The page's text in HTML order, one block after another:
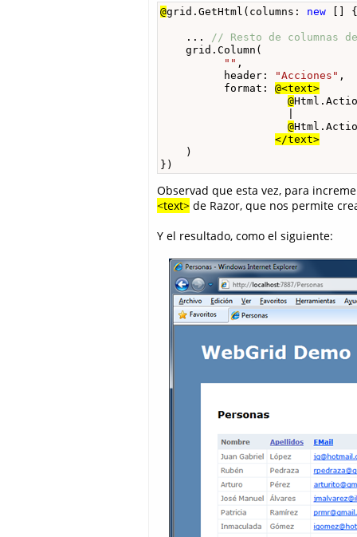
@grid.GetHtml(columns: new [] {
...
// Resto de columnas
grid.Column(
"" ,
header:
"Acciones" ,
format: @<text>
@
@
</text>
)
})
Observad que esta vez, para
<text> de Razor, que nos permite
Y el resultado, como el siguiente: